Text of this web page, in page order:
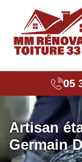
05
Artisan
Germain